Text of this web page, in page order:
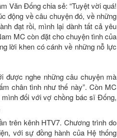
Văn Đống chia sẻ: “Tuyệt vời quá!
động về câu chuyện đó, về những
đạt rồi, mình lại dành tất cả yêu
MC còn đặt cho chuyện tình của
lời khen có cánh về những nỗ lực
được nghe những câu chuyện mà
chân tình như thế này”. Còn MC
đối với vợ chồng bác sĩ Đống,
trên kênh HTV7. Chương trình do
với sự đồng hành của Hệ thống